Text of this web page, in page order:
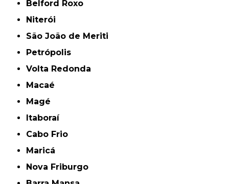
Belford Roxo
Niterói
São João de Meriti
Petrópolis
Volta Redonda
Macaé
Magé
Itaboraí
Cabo Frio
Maricá
Nova Friburgo